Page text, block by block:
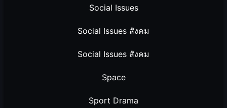
Social Issues
Social Issues สังคม
Social Issues สังคม
Space
Sport Drama